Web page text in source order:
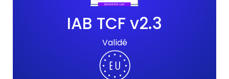
IAB TCF v2.3
Validé